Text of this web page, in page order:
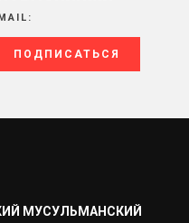
МУСУЛЬМАНСКИЙ